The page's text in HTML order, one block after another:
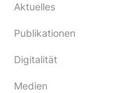
Aktuelles
Publikationen
Digitalität
Medien